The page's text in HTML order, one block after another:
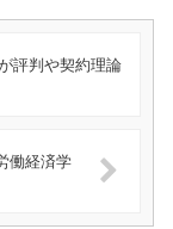
評判や契約理論
働経済学